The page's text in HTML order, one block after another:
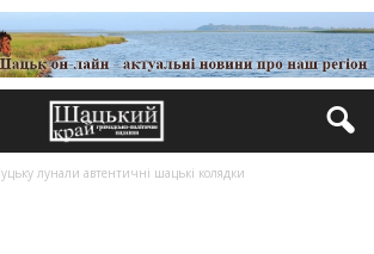
лунали автентичні шацькі колядки